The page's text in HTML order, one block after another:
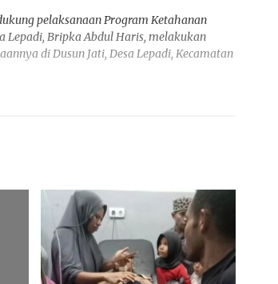
pelaksanaan Program Ketahanan
Lepadi, Bripka Abdul Haris, melakukan
di Dusun Jati, Desa Lepadi, Kecamatan